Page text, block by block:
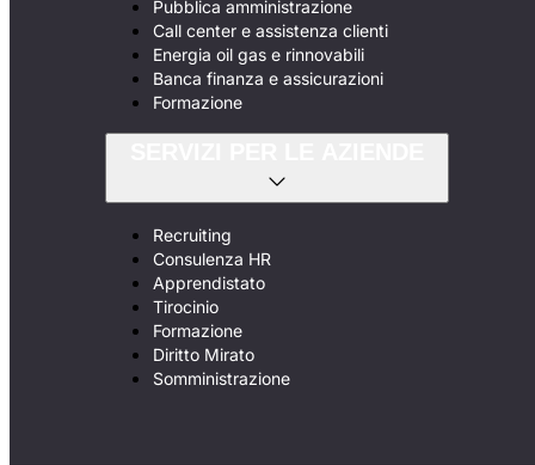
Pubblica amministrazione
Call center e assistenza clienti
Energia oil gas e rinnovabili
Banca finanza e assicurazioni
Formazione
Recruiting
Consulenza HR
Apprendistato
Tirocinio
Formazione
Diritto Mirato
Somministrazione